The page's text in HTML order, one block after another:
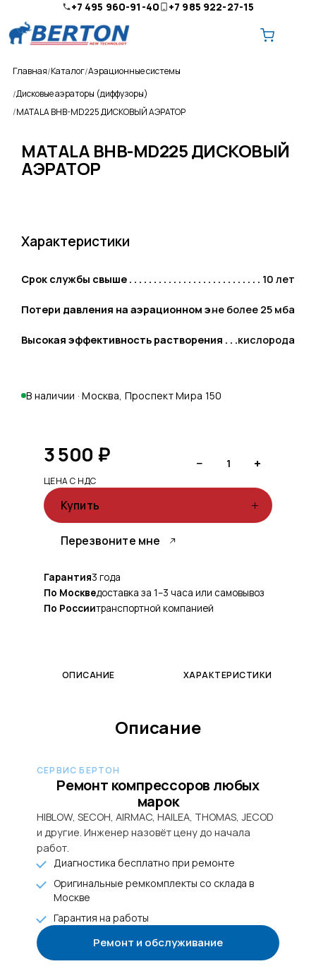
+7 495 960-91-40 +7 985 922-27-15
О компании
Оплата
Контакты
Главная Каталог Аэрационные системы
Дисковые аэраторы (диффузоры)
MATALA BHB-MD225 ДИСКОВЫЙ АЭРАТОР
MATALA BHB-MD225 ДИСКОВЫЙ
АЭРАТОР
Характеристики
Срок службы свыше 10 лет
Потери давления на аэрационном элементе
не более 25 мба
Высокая эффективность растворения кислорода
В наличии · Москва, Проспект Мира 150
3 500 ₽
ЦЕНА С НДС
− 1 +
Купить
Перезвоните мне
Гарантия3 года
По Москведоставка за 1–3 часа или самовывоз
По Россиитранспортной компанией
ОПИСАНИЕ ХАРАКТЕРИСТИКИ
Описание
СЕРВИС БЕРТОН
Ремонт компрессоров любых
марок
HIBLOW, SECOH, AIRMAC, HAILEA, THOMAS, JECOD
и другие. Инженер назовёт цену до начала
работ.
Диагностика бесплатно при ремонте
Оригинальные ремкомплекты со склада в
Москве
Гарантия на работы
Ремонт и обслуживание